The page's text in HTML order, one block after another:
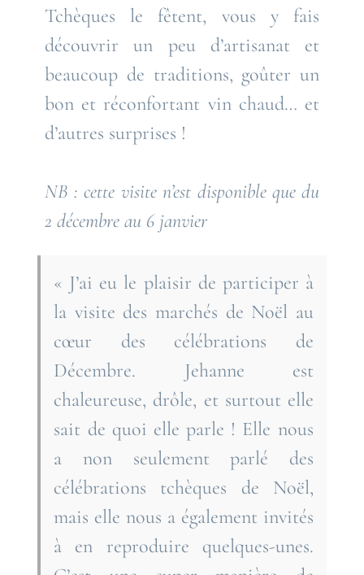
Tchèques le fêtent, vous y fais
découvrir un peu d’artisanat et
beaucoup de traditions, goûter un
bon et réconfortant vin chaud… et
d’autres surprises !
NB : cette visite n’est disponible que du
2 décembre au 6 janvier
« J’ai eu le plaisir de participer à
la visite des marchés de Noël au
cœur des célébrations de
Décembre. Jehanne est
chaleureuse, drôle, et surtout elle
sait de quoi elle parle ! Elle nous
a non seulement parlé des
célébrations tchèques de Noël,
mais elle nous a également invités
à en reproduire quelques-unes.